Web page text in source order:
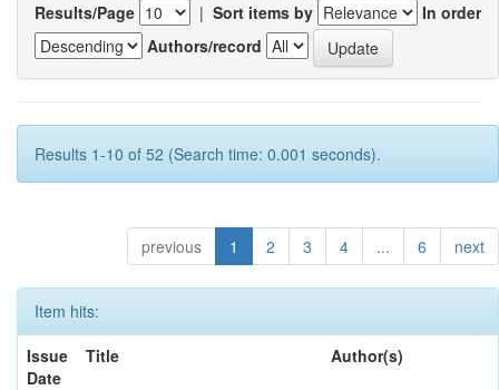
Results/Page | Sort items by
In order
Authors/record
Results 1-10 of 52 (Search time: 0.001 seconds).
previous 1 2 3 4 ... 6 next
Item hits:
Issue
Date
Title Author(s)